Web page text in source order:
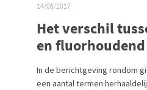
14/06/2017
Het verschil
en
In de berichtgeving rondom
een aantal termen